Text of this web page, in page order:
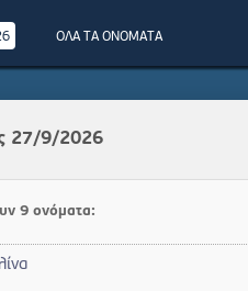
ΟΛΑ ΤΑ ΟΝΟΜΑΤΑ
27/9/2026
9 ονόματα: